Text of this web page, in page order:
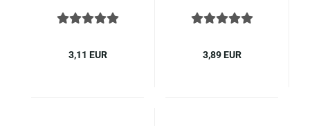
3,11 EUR 3,89 EUR